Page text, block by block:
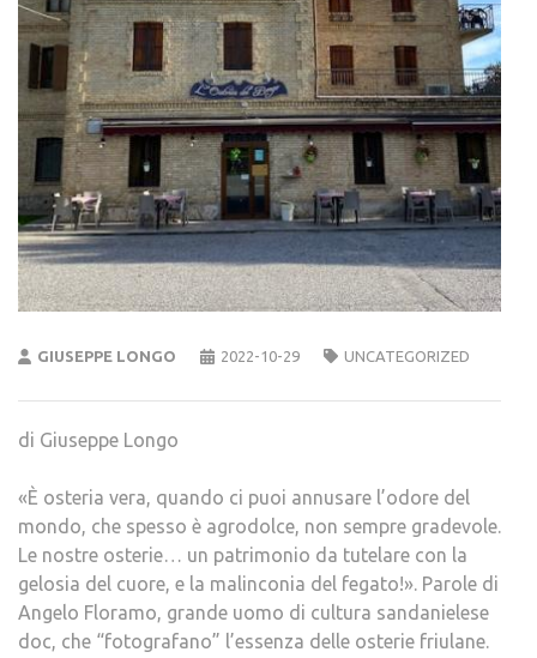
GIUSEPPE LONGO 2022-10-29 UNCATEGORIZED
di Giuseppe Longo
«È osteria vera, quando ci puoi annusare l’odore del
mondo, che spesso è agrodolce, non sempre gradevole.
Le nostre osterie… un patrimonio da tutelare con la
gelosia del cuore, e la malinconia del fegato!». Parole di
Angelo Floramo, grande uomo di cultura sandanielese
doc, che “fotografano” l’essenza delle osterie friulane.